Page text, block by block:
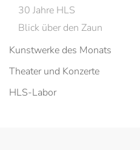
30 Jahre HLS
Blick über den Zaun
Kunstwerke des Monats
Theater und Konzerte
HLS-Labor